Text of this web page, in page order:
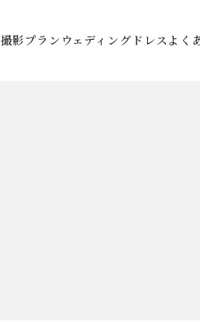
撮影プラン ウェディングドレスよく